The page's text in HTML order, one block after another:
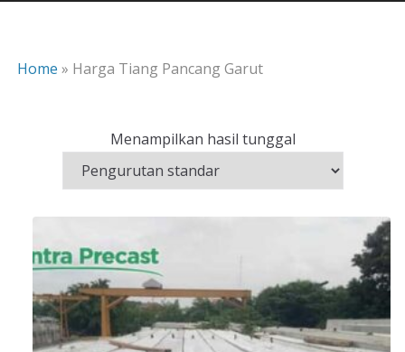
Home » Harga Tiang Pancang Garut
Menampilkan hasil tunggal